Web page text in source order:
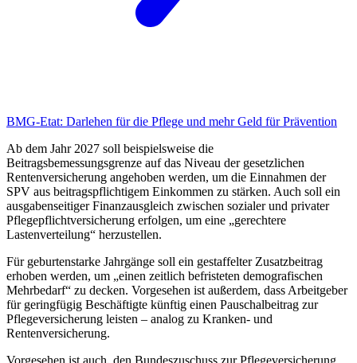
BMG-Etat: Darlehen für die Pflege und mehr Geld für Prävention
Ab dem Jahr 2027 soll beispielsweise die
Beitragsbemessungsgrenze auf das Niveau der gesetzlichen
Rentenversicherung angehoben werden, um die Einnahmen der
SPV aus beitragspflichtigem Einkommen zu stärken. Auch soll ein
ausgabenseitiger Finanzausgleich zwischen sozialer und privater
Pflegepflichtversicherung erfolgen, um eine „gerechtere
Lastenverteilung“ herzustellen.
Für geburtenstarke Jahrgänge soll ein gestaffelter Zusatzbeitrag
erhoben werden, um „einen zeitlich befristeten demografischen
Mehrbedarf“ zu decken. Vorgesehen ist außerdem, dass Arbeitgeber
für geringfügig Beschäftigte künftig einen Pauschalbeitrag zur
Pflegeversicherung leisten – analog zu Kranken- und
Rentenversicherung.
Vorgesehen ist auch, den Bundeszuschuss zur Pflegeversicherung